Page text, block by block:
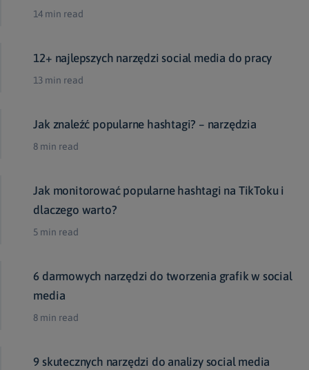
14 min read
12+ najlepszych narzędzi social media do pracy
13 min read
Jak znaleźć popularne hashtagi? – narzędzia
8 min read
Jak monitorować popularne hashtagi na TikToku i
dlaczego warto?
5 min read
6 darmowych narzędzi do tworzenia grafik w social
media
8 min read
9 skutecznych narzędzi do analizy social media